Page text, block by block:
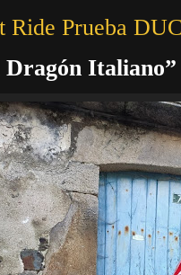
Ride Prueba
Dragón Italiano”